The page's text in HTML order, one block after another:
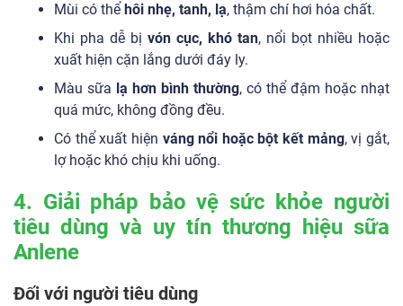
Mùi có thể hôi nhẹ, tanh, lạ, thậm chí hơi hóa chất.
Khi pha dễ bị vón cục, khó tan, nổi bọt nhiều hoặc
xuất hiện cặn lắng dưới đáy ly.
Màu sữa lạ hơn bình thường, có thể đậm hoặc nhạt
quá mức, không đồng đều.
Có thể xuất hiện váng nổi hoặc bột kết mảng, vị gắt,
lợ hoặc khó chịu khi uống.
4. Giải pháp bảo vệ sức khỏe người
tiêu dùng và uy tín thương hiệu sữa
Anlene
Đối với người tiêu dùng